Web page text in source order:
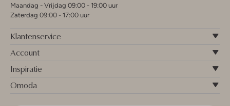
Maandag - Vrijdag 09:00 - 19:00 uur
Zaterdag 09:00 - 17:00 uur
Klantenservice
Account
Inspiratie
Omoda